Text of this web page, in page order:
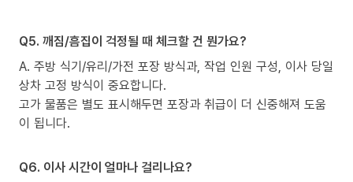
Q5. 깨짐/흠집이 걱정될 때 체크할 건 뭔가요?
A. 주방 식기/유리/가전 포장 방식과, 작업 인원 구성, 이사 당일
상차 고정 방식이 중요합니다.
고가 물품은 별도 표시해두면 포장과 취급이 더 신중해져 도움
이 됩니다.
Q6. 이사 시간이 얼마나 걸리나요?